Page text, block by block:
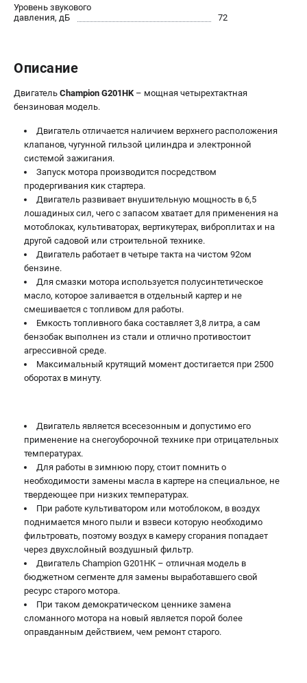
Уровень звукового
давления, дБ
72
Описание
Двигатель Champion G201HK – мощная четырехтактная
бензиновая модель.
Двигатель отличается наличием верхнего расположения
клапанов, чугунной гильзой цилиндра и электронной
системой зажигания.
Запуск мотора производится посредством
продергивания кик стартера.
Двигатель развивает внушительную мощность в 6,5
лошадиных сил, чего с запасом хватает для применения на
мотоблоках, культиваторах, вертикутерах, виброплитах и на
другой садовой или строительной технике.
Двигатель работает в четыре такта на чистом 92ом
бензине.
Для смазки мотора используется полусинтетическое
масло, которое заливается в отдельный картер и не
смешивается с топливом для работы.
Емкость топливного бака составляет 3,8 литра, а сам
бензобак выполнен из стали и отлично противостоит
агрессивной среде.
Максимальный крутящий момент достигается при 2500
оборотах в минуту.
Двигатель является всесезонным и допустимо его
применение на снегоуборочной технике при отрицательных
температурах.
Для работы в зимнюю пору, стоит помнить о
необходимости замены масла в картере на специальное, не
твердеющее при низких температурах.
При работе культиватором или мотоблоком, в воздух
поднимается много пыли и взвеси которую необходимо
фильтровать, поэтому воздух в камеру сгорания попадает
через двухслойный воздушный фильтр.
Двигатель Champion G201HK – отличная модель в
бюджетном сегменте для замены выработавшего свой
ресурс старого мотора.
При таком демократическом ценнике замена
сломанного мотора на новый является порой более
оправданным действием, чем ремонт старого.